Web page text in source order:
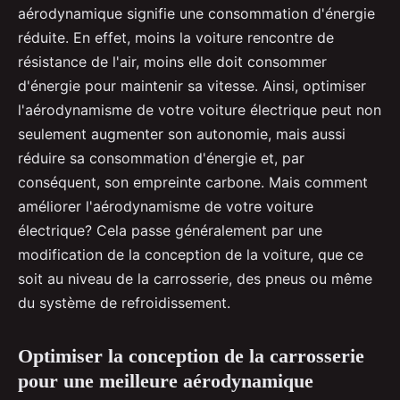
aérodynamique signifie une consommation d'énergie
réduite. En effet, moins la voiture rencontre de
résistance de l'air, moins elle doit consommer
d'énergie pour maintenir sa vitesse. Ainsi, optimiser
l'aérodynamisme de votre voiture électrique peut non
seulement augmenter son autonomie, mais aussi
réduire sa consommation d'énergie et, par
conséquent, son empreinte carbone. Mais comment
améliorer l'aérodynamisme de votre voiture
électrique? Cela passe généralement par une
modification de la conception de la voiture, que ce
soit au niveau de la carrosserie, des pneus ou même
du système de refroidissement.
Optimiser la conception de la carrosserie
pour une meilleure aérodynamique